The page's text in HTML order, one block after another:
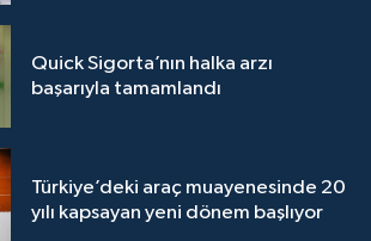
Quick Sigorta’nın halka arzı
başarıyla tamamlandı
Türkiye’deki araç muayenesinde 20
yılı kapsayan yeni dönem başlıyor